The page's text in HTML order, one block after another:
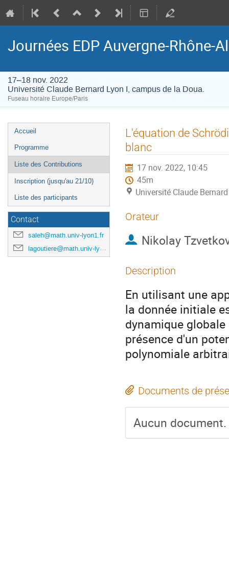
Journées EDP Auvergne-Rhône-
17–18 nov. 2022
Université Claude Bernard Lyon I, campus de la Doua.
Fuseau horaire Europe/Paris
Menu
de
l'événement
Accueil
Programme
Liste des Contributions
Inscription (jusqu'au 21/10)
Liste des participants
Contact
saleh@math.univ-lyon1.fr
lagoutiere@math.univ-lyon1.fr
L'équation de
blanc
17 nov. 2022, 10:45
45m
Université Claude
Orateur
Nikolay
Description
En utilisant une
la donnée initiale
dynamique
présence d'un
polynomiale
Documents de
Aucun document.